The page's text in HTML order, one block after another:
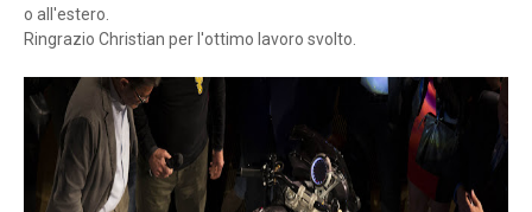
o all'estero.
Ringrazio Christian per l'ottimo lavoro svolto.